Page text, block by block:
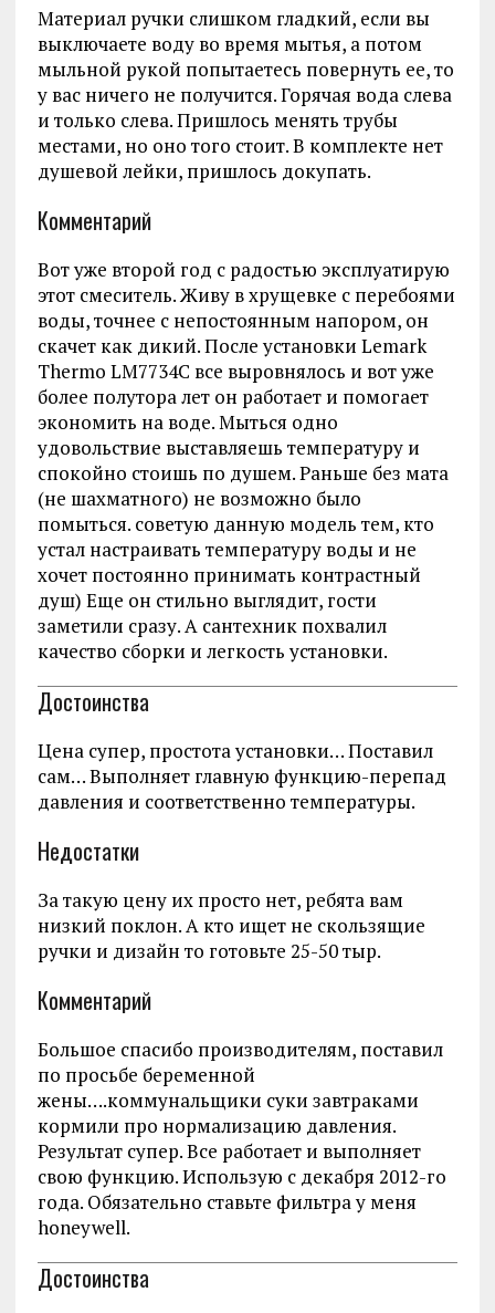
Материал ручки слишком гладкий, если вы
выключаете воду во время мытья, а потом
мыльной рукой попытаетесь повернуть ее, то
у вас ничего не получится. Горячая вода слева
и только слева. Пришлось менять трубы
местами, но оно того стоит. В комплекте нет
душевой лейки, пришлось докупать.
Комментарий
Вот уже второй год с радостью эксплуатирую
этот смеситель. Живу в хрущевке с перебоями
воды, точнее с непостоянным напором, он
скачет как дикий. После установки Lemark
Thermo LM7734C все выровнялось и вот уже
более полутора лет он работает и помогает
экономить на воде. Мыться одно
удовольствие выставляешь температуру и
спокойно стоишь по душем. Раньше без мата
(не шахматного) не возможно было
помыться. советую данную модель тем, кто
устал настраивать температуру воды и не
хочет постоянно принимать контрастный
душ) Еще он стильно выглядит, гости
заметили сразу. А сантехник похвалил
качество сборки и легкость установки.
Достоинства
Цена супер, простота установки… Поставил
сам… Выполняет главную функцию-перепад
давления и соответственно температуры.
Недостатки
За такую цену их просто нет, ребята вам
низкий поклон. А кто ищет не скользящие
ручки и дизайн то готовьте 25-50 тыр.
Комментарий
Большое спасибо производителям, поставил
по просьбе беременной
жены….коммунальщики суки завтраками
кормили про нормализацию давления.
Результат супер. Все работает и выполняет
свою функцию. Использую с декабря 2012-го
года. Обязательно ставьте фильтра у меня
honeywell.
Достоинства